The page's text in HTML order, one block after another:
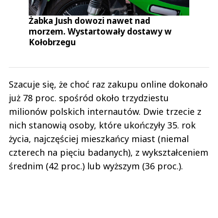
Żabka Jush dowozi nawet nad
morzem. Wystartowały dostawy w
Kołobrzegu
Szacuje się, że choć raz zakupu online dokonało
już 78 proc. spośród około trzydziestu
milionów polskich internautów. Dwie trzecie z
nich stanowią osoby, które ukończyły 35. rok
życia, najczęściej mieszkańcy miast (niemal
czterech na pięciu badanych), z wykształceniem
średnim (42 proc.) lub wyższym (36 proc.).